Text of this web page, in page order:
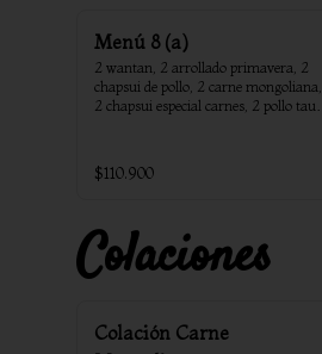
Menú 8 (a)
2 wantan, 2 arrollado primavera, 2
chapsui de pollo, 2 carne mongoliana,
2 chapsui especial carnes, 2 pollo tausi,
$110.900
Colaciones
Colación Carne